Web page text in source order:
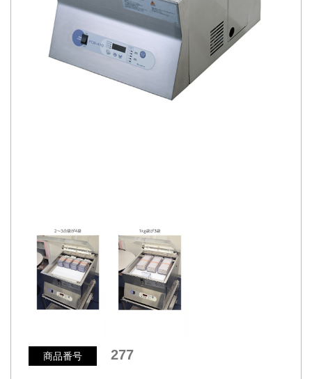
商品番号 277